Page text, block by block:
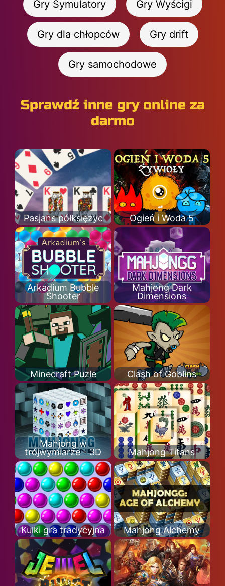
Gry Symulatory Gry Wyścigi
Gry dla chłopców Gry drift
Gry samochodowe
Sprawdź inne gry online za
darmo
Pasjans półksiężyc Ogień i Woda 5
Arkadium Bubble
Shooter
Mahjong Dark
Dimensions
Minecraft Puzle Clash of Goblins
Mahjong w
trójwymiarze - 3D
Mahjong Titans
Kulki gra tradycyjna Mahjong Alchemy